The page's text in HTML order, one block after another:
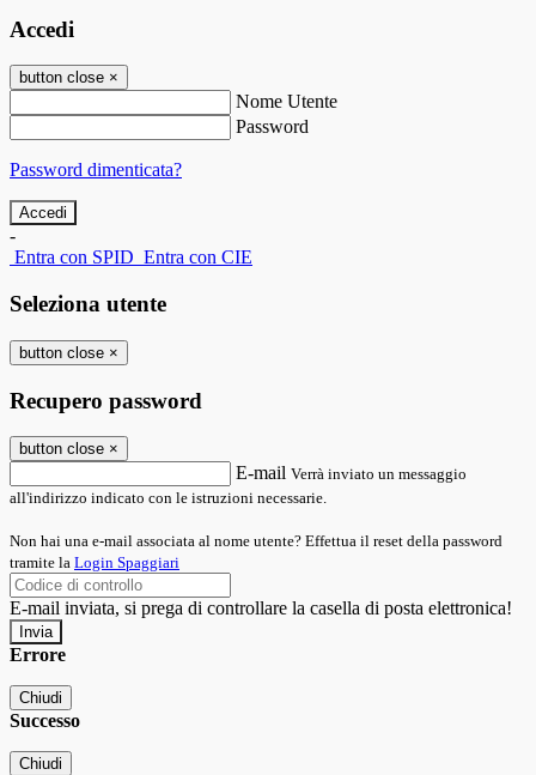
Accedi
button close ×
Nome Utente
Password
Password dimenticata?
-
Entra con SPID Entra con CIE
Seleziona utente
button close ×
Recupero password
button close ×
E-mail Verrà inviato un messaggio
all'indirizzo indicato con le istruzioni necessarie.
Non hai una e-mail associata al nome utente? Effettua il reset della password
tramite la Login Spaggiari
E-mail inviata, si prega di controllare la casella di posta elettronica!
Errore
Chiudi
Successo
Chiudi